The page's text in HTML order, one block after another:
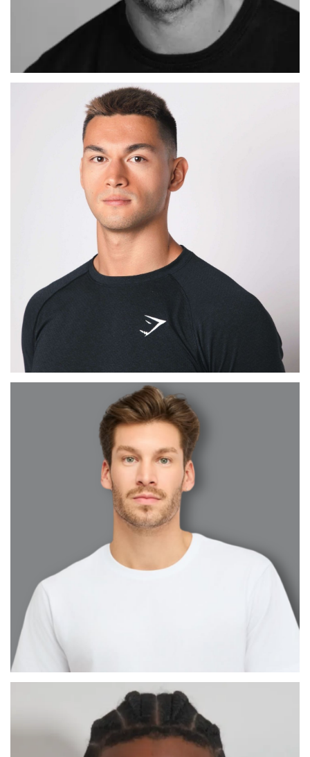
ADRIAN
MADRID
MAX
BARCELONA
CÉSAR ABEL
MADRID